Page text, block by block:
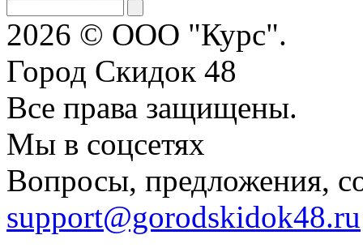
2026 © ООО "Курс".
Город Скидок 48
Все права защищены.
Мы в соцсетях
Вопросы, предложения,
support@gorodskidok48.ru